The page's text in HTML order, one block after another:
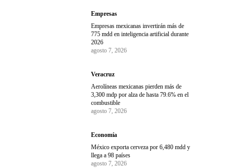
Empresas
Empresas mexicanas invertirán más de
775 mdd en inteligencia artificial durante
2026
agosto 7, 2026
Veracruz
Aerolíneas mexicanas pierden más de
3,300 mdp por alza de hasta 79.6% en el
combustible
agosto 7, 2026
Economía
México exporta cerveza por 6,480 mdd y
llega a 98 países
agosto 7, 2026